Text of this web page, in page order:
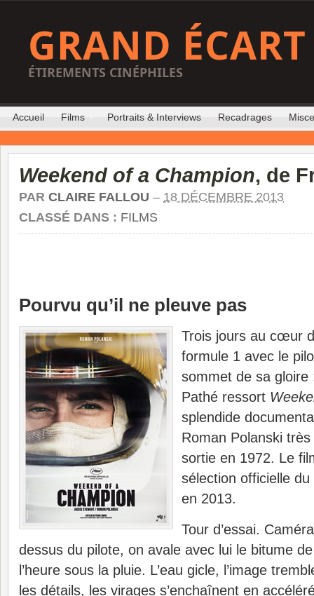
GRAND ÉCART
ÉTIREMENTS CINÉPHILES
Accueil Films Portraits & Interviews Recadrages
Weekend of a Champion, de
PAR CLAIRE FALLOU – 18 DÉCEMBRE 2013
CLASSÉ DANS : FILMS
Pourvu qu’il ne pleuve pas
Trois jours au cœur
formule 1 avec le
sommet de sa
Pathé ressort
splendide
Roman Polanski
sortie en 1972. Le
sélection officielle du
en 2013.
Tour d’essai.
dessus du pilote, on avale avec lui le bitume
l’heure sous la pluie. L’eau gicle, l’image
les détails, les virages s’enchaînent en